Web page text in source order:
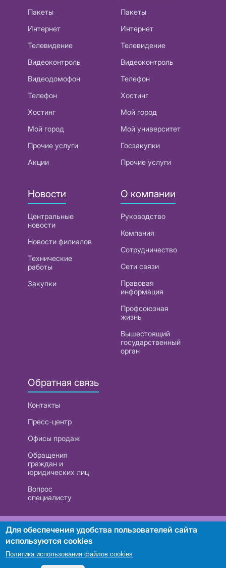
Пакеты
Интернет
Телевидение
Видеоконтроль
Видеодомофон
Телефон
Хостинг
Мой город
Прочие услуги
Акции
Пакеты
Интернет
Телевидение
Видеоконтроль
Телефон
Хостинг
Мой город
Мой университет
Госзакупки
Прочие услуги
Новости
Центральные
новости
Новости филиалов
Технические
работы
Закупки
О компании
Руководство
Компания
Сотрудничество
Сети связи
Правовая
информация
Профсоюзная
жизнь
Вышестоящий
государственный
орган
Обратная связь
Контакты
Пресс-центр
Офисы продаж
Обращения
граждан и
юридических лиц
Вопрос
специалисту
РУП «Белтелеком». УНП 101007741
Для обеспечения удобства пользователей сайта
используются cookies
Политика использования файлов cookies